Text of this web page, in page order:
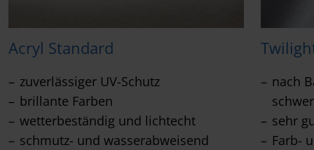
Acryl Standard
zuverlässiger UV-Schutz
brillante Farben
wetterbeständig und lichtecht
schmutz- und wasserabweisend
nach
sehr
Farb-